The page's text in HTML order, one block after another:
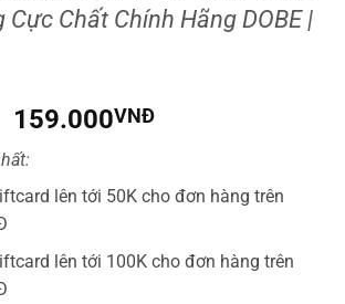
Cực Chất Chính Hãng DOBE |
Giá
gốc
là:
290.000VNĐ.
159.000VNĐGiá
là:
lên tới 50K cho đơn hàng trên
lên tới 100K cho đơn hàng trên